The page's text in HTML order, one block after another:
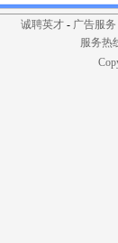
诚聘英才- 广告服务
服务热